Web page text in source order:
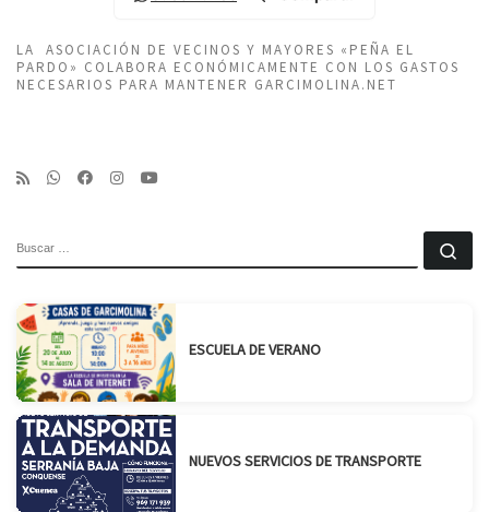
LA ASOCIACIÓN DE VECINOS Y MAYORES «PEÑA EL
PARDO» COLABORA ECONÓMICAMENTE CON LOS GASTOS
NECESARIOS PARA MANTENER GARCIMOLINA.NET
ESCUELA DE VERANO
NUEVOS SERVICIOS DE TRANSPORTE